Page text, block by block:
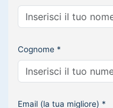
Cognome *
Email (la tua migliore) *